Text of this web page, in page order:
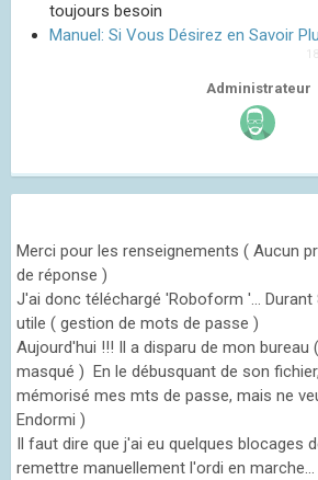
toujours besoin
Manuel: Si Vous Désirez en Savoir
Administrateur
Merci pour les renseignements ( Aucun
de réponse )
J'ai donc téléchargé 'Roboform '...
utile ( gestion de mots de passe )
Aujourd'hui !!! Il a disparu de mon bureau
masqué ) En le débusquant de son
mémorisé mes mts de passe, mais ne
Endormi )
Il faut dire que j'ai eu quelques blocages
remettre manuellement l'ordi en